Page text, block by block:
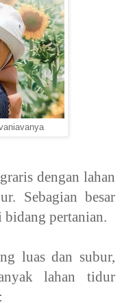
dengan lahan
Sebagian besar
pertanian.
luas dan subur,
lahan tidur